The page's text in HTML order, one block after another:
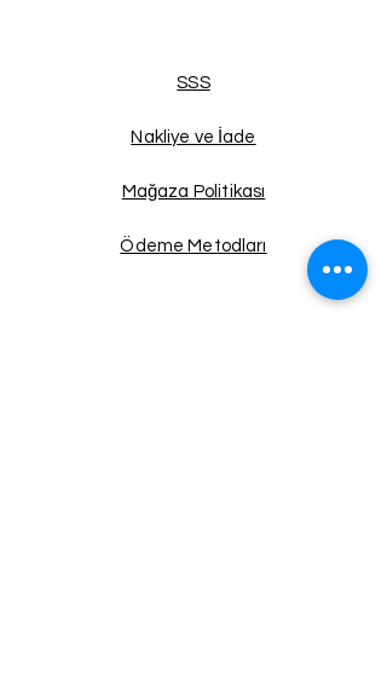
SSS
Nakliye ve İade
Mağaza Politikası
Ödeme Metodları